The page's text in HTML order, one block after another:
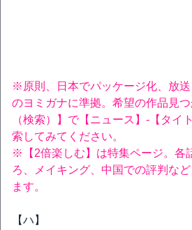
※原則、日本でパッケージ化、放
のヨミガナに準拠。希望の作品見
（検索）】で【ニュース】-【タイ
索してみてください。
※【2倍楽しむ】は特集ページ。各
ろ、メイキング、中国での評判な
ます。
【ハ】